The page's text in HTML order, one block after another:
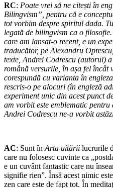
RC: Poate vrei să ne citești în
Bilingvism”, pentru că e
tot vorbim despre spiritul dada.
legată de bilingvism ca o filosofie.
care am lansat-o recent, e un
traducător, pe Alexandru
texte, Andrei Codrescu (autorul)
română versurile, în așa fel încât
corespundă cu varianta în
rescris-o pe alocuri (în engleză
experiment unic din acest punct
am vorbit este emblematic
Andrei Codrescu ne-a vorbit
AC: Sunt în Arta uitării lucrurile
care nu folosesc cuvinte ca
e un cuvânt fantastic care nu
signifie rien”. Însă acest nimic
zen care este de fapt tot. În